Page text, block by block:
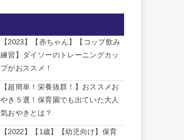
【2023】【赤ちゃん】【コップ飲み
練習】ダイソーのトレーニングカッ
プがおススメ！
【超簡単！栄養抜群！】おススメお
やき５選！保育園でも出ていた大人
気おやきとは？
【2022】【1歳】【幼児向け】保育